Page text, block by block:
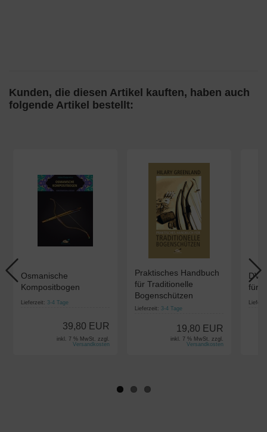
Kunden, die diesen Artikel kauften, haben auch
folgende Artikel bestellt:
Osmanische
Kompositbogen
Lieferzeit: 3-4 Tage
39,80 EUR
inkl. 7 % MwSt. zzgl.
Versandkosten
Praktisches Handbuch
für Traditionelle
Bogenschützen
Lieferzeit: 3-4 Tage
19,80 EUR
inkl. 7 % MwSt. zzgl.
Versandkosten
für